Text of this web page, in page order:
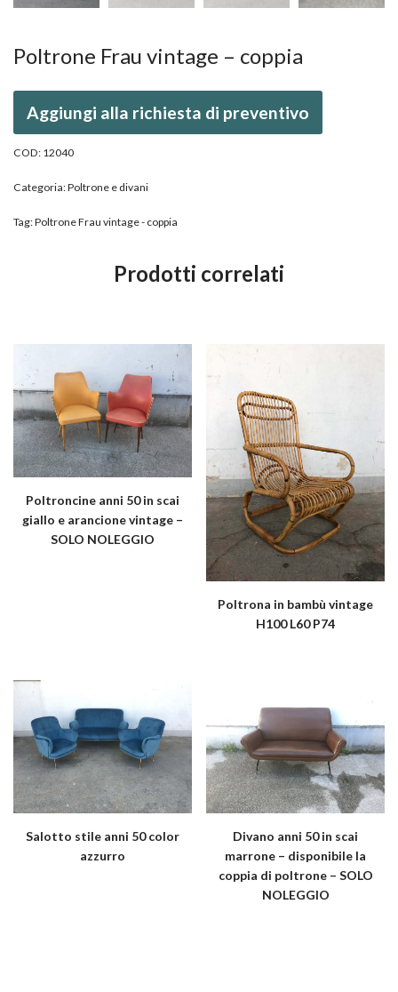
Poltrone Frau vintage – coppia
Aggiungi alla richiesta di preventivo
COD: 12040
Categoria:Poltrone e divani
Tag:Poltrone Frau vintage - coppia
Prodotti correlati
Poltroncine anni 50 in scai
giallo e arancione vintage –
SOLO NOLEGGIO
Poltrona in bambù vintage
H100 L60 P74
Salotto stile anni 50 color
azzurro
Divano anni 50 in scai
marrone – disponibile la
coppia di poltrone – SOLO
NOLEGGIO